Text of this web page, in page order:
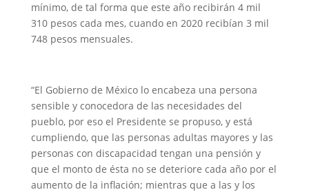
mínimo, de tal forma que este año recibirán 4 mil
310 pesos cada mes, cuando en 2020 recibían 3 mil
748 pesos mensuales.
“El Gobierno de México lo encabeza una persona
sensible y conocedora de las necesidades del
pueblo, por eso el Presidente se propuso, y está
cumpliendo, que las personas adultas mayores y las
personas con discapacidad tengan una pensión y
que el monto de ésta no se deteriore cada año por el
aumento de la inflación; mientras que a las y los